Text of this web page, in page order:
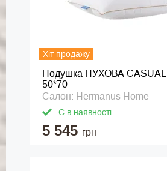
Хіт продажу
Подушка ПУХОВА CASUAL
50*70
Салон: Hermanus Home
Є в наявності
5 545 грн